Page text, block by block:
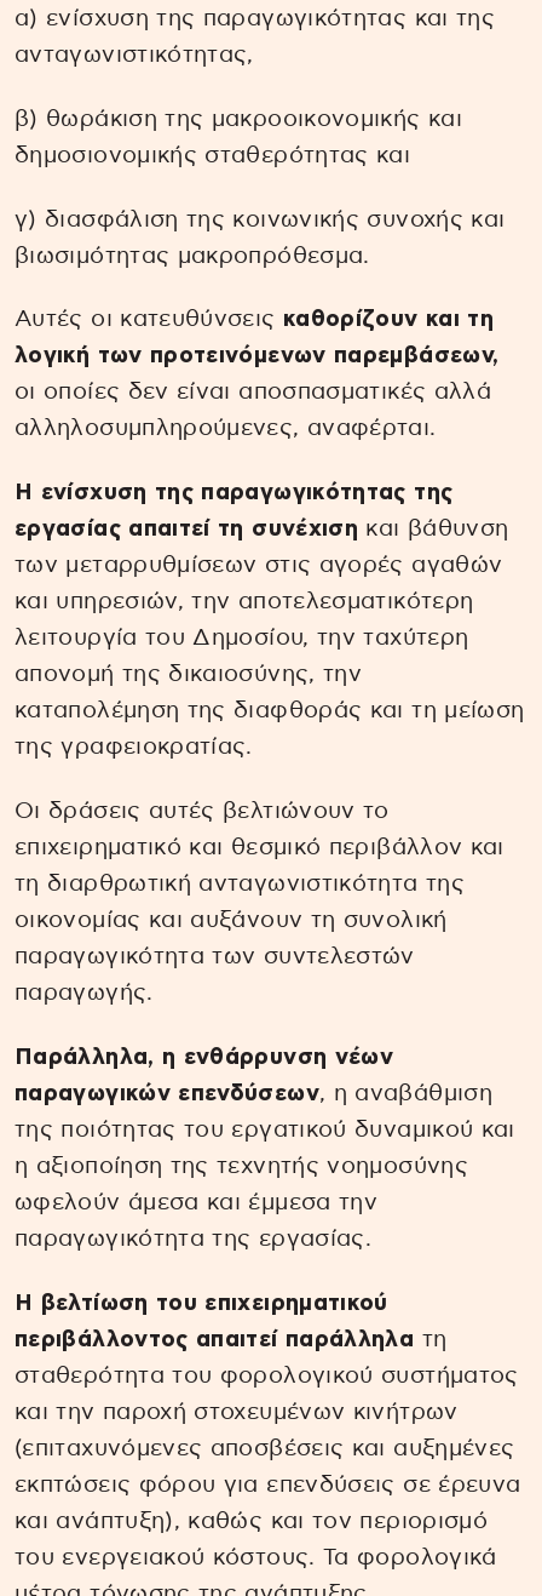
α) ενίσχυση της παραγωγικότητας και της
ανταγωνιστικότητας,
β) θωράκιση της μακροοικονομικής και
δημοσιονομικής σταθερότητας και
γ) διασφάλιση της κοινωνικής συνοχής και
βιωσιμότητας μακροπρόθεσμα.
Αυτές οι κατευθύνσεις καθορίζουν και τη
λογική των προτεινόμενων παρεμβάσεων,
οι οποίες δεν είναι αποσπασματικές αλλά
αλληλοσυμπληρούμενες, αναφέρται.
Η ενίσχυση της παραγωγικότητας της
εργασίας απαιτεί τη συνέχιση και βάθυνση
των μεταρρυθμίσεων στις αγορές αγαθών
και υπηρεσιών, την αποτελεσματικότερη
λειτουργία του Δημοσίου, την ταχύτερη
απονομή της δικαιοσύνης, την
καταπολέμηση της διαφθοράς και τη μείωση
της γραφειοκρατίας.
Οι δράσεις αυτές βελτιώνουν το
επιχειρηματικό και θεσμικό περιβάλλον και
τη διαρθρωτική ανταγωνιστικότητα της
οικονομίας και αυξάνουν τη συνολική
παραγωγικότητα των συντελεστών
παραγωγής.
Παράλληλα, η ενθάρρυνση νέων
παραγωγικών επενδύσεων, η αναβάθμιση
της ποιότητας του εργατικού δυναμικού και
η αξιοποίηση της τεχνητής νοημοσύνης
ωφελούν άμεσα και έμμεσα την
παραγωγικότητα της εργασίας.
Η βελτίωση του επιχειρηματικού
περιβάλλοντος απαιτεί παράλληλα τη
σταθερότητα του φορολογικού συστήματος
και την παροχή στοχευμένων κινήτρων
(επιταχυνόμενες αποσβέσεις και αυξημένες
εκπτώσεις φόρου για επενδύσεις σε έρευνα
και ανάπτυξη), καθώς και τον περιορισμό
του ενεργειακού κόστους. Τα φορολογικά